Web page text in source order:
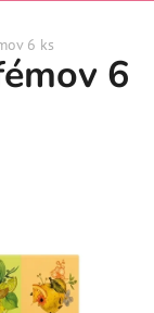
6 ks
6